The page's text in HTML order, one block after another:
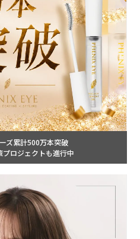
ズ累計500万本突破
ロジェクトも進行中